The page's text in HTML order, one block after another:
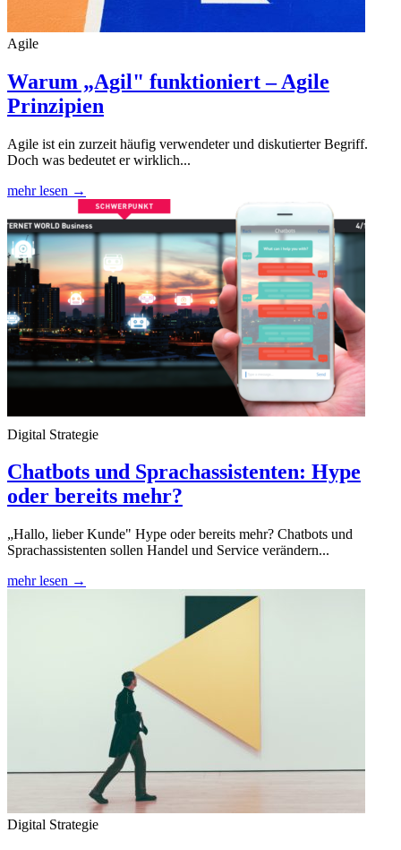
Agile
Warum „Agil" funktioniert – Agile
Prinzipien
Agile ist ein zurzeit häufig verwendeter und diskutierter Begriff.
Doch was bedeutet er wirklich...
mehr lesen →
Digital Strategie
Chatbots und Sprachassistenten: Hype
oder bereits mehr?
„Hallo, lieber Kunde" Hype oder bereits mehr? Chatbots und
Sprachassistenten sollen Handel und Service verändern...
mehr lesen →
Digital Strategie